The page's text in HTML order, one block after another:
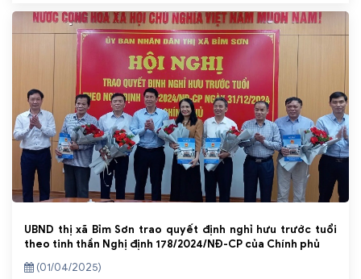
UBND thị xã Bỉm Sơn trao quyết định nghỉ hưu trước tuổi
theo tinh thần Nghị định 178/2024/NĐ-CP của Chính phủ
(01/04/2025)